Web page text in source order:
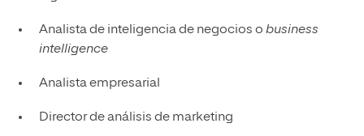
Analista de inteligencia de negocios o business
intelligence
Analista empresarial
Director de análisis de marketing